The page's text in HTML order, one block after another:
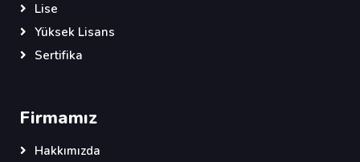
Lise
Yüksek Lisans
Sertifika
Firmamız
Hakkımızda